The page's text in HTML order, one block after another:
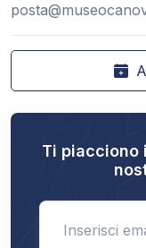
Ti piacciono